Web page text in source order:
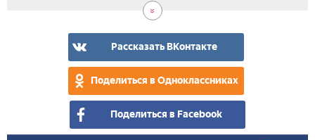
Рассказать ВКонтакте
Поделиться в Одноклассниках
Поделиться в Facebook